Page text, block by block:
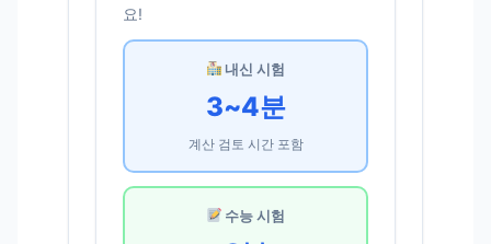
요!
내신 시험
3~4분
계산 검토 시간 포함
수능 시험